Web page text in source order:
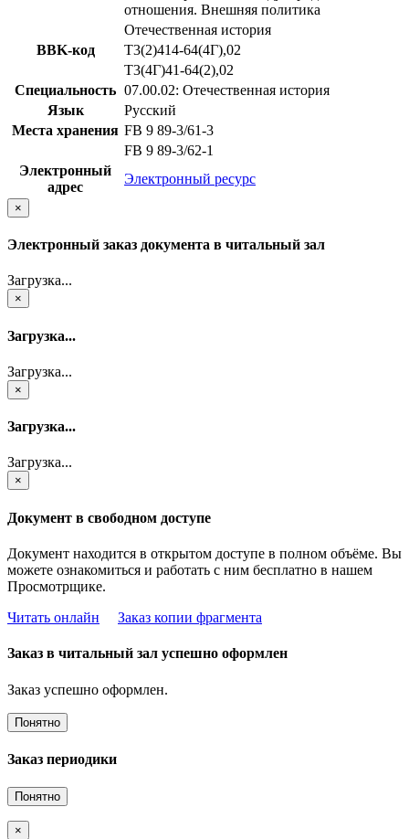
отношения. Внешняя политика
Отечественная история
BBK-код
Т3(2)414-64(4Г),02
Т3(4Г)41-64(2),02
Специальность 07.00.02: Отечественная история
Язык
Русский
Места хранения FB 9 89-3/61-3
FB 9 89-3/62-1
Электронный
адрес
Электронный ресурс
×
Электронный заказ документа в читальный зал
Загрузка...
×
Загрузка...
Загрузка...
×
Загрузка...
Загрузка...
×
Документ в свободном доступе
Документ находится в открытом доступе в полном объёме. Вы
можете ознакомиться и работать с ним бесплатно в нашем
Просмотрщике.
Читать онлайн
Заказ копии фрагмента
Заказ в читальный зал успешно оформлен
Заказ успешно оформлен.
Понятно
Заказ периодики
Понятно
×